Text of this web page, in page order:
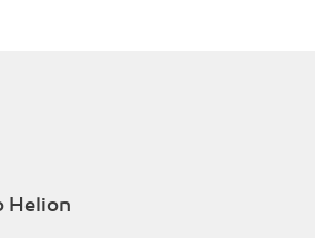
to Serverless Computing
Function Apps
Helion